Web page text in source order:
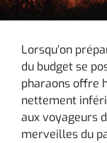
Lorsqu’on
du budget se
pharaons offre
nettement
aux voyageurs
merveilles du